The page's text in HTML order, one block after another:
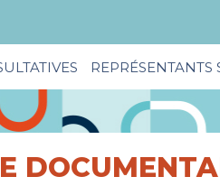
REPRÉSENTANTS